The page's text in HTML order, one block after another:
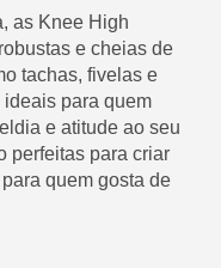
as Knee High
e cheias de
tachas, fivelas e
para quem
e atitude ao seu
perfeitas para criar
quem gosta de